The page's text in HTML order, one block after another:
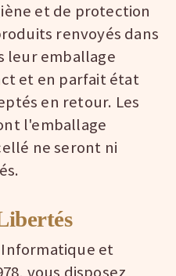
et de protection
renvoyés dans
leur emballage
et en parfait état
en retour. Les
l'emballage
ne seront ni
et